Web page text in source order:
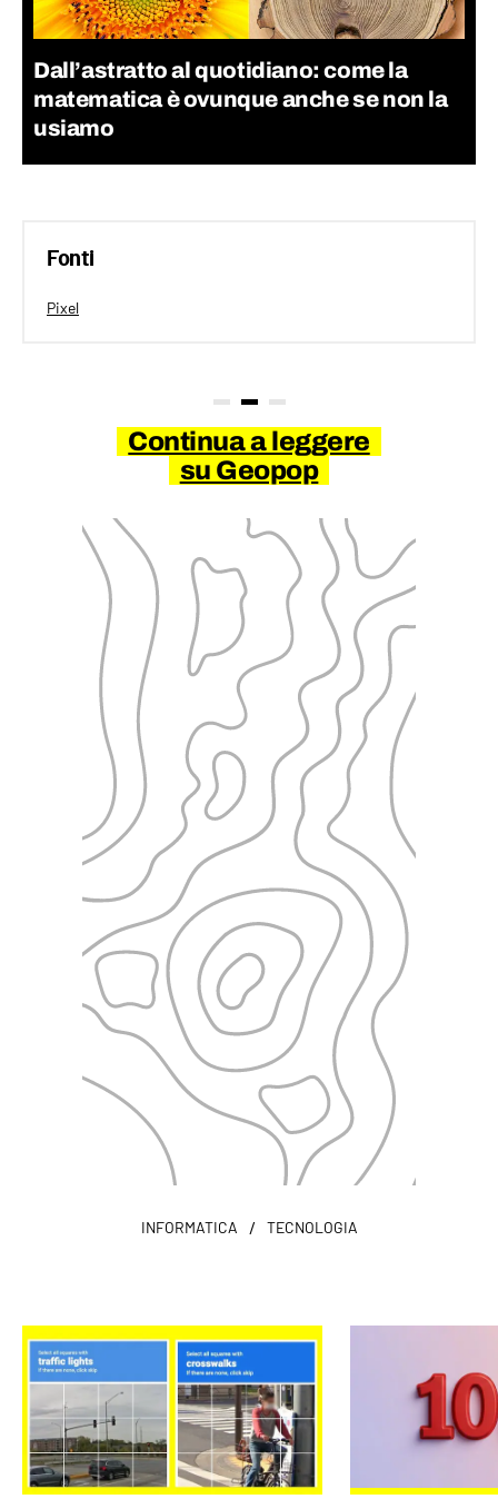
Dall’astratto al quotidiano: come la
matematica è ovunque anche se non la
usiamo
Fonti
Pixel
Continua a leggere
su Geopop
INFORMATICA / TECNOLOGIA